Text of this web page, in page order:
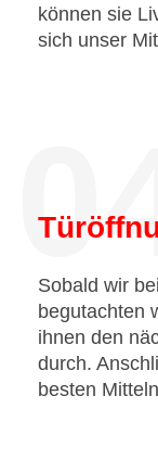
können sie
sich unser
Sobald wir
begutachten
ihnen den
durch.
besten